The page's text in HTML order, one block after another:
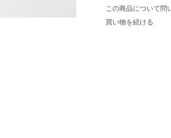
この商品について問
買い物を続ける